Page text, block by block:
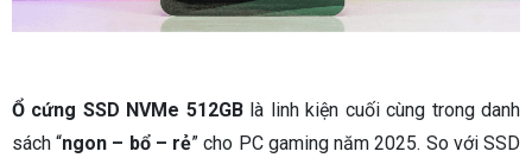
Ổ cứng SSD NVMe 512GBlà linh kiện cuối cùng trong danh
sách “ngon – bổ – rẻ” cho PC gaming năm 2025. So với SSD